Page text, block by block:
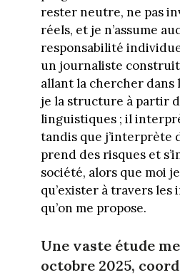
rester neutre, ne pas
réels, et je n’assume
responsabilité
un journaliste
allant la chercher dans
je la structure à partir
linguistiques ; il
tandis que j’interprète
prend des risques et
société, alors que moi
qu’exister à travers
qu’on me propose.
Une vaste étude
octobre 2025,